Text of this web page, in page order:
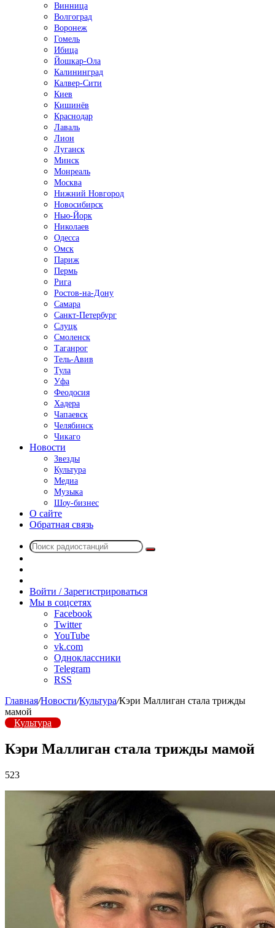
Винница
Волгоград
Воронеж
Гомель
Ибица
Йошкар-Ола
Калининград
Калвер-Сити
Киев
Кишинёв
Краснодар
Лаваль
Лион
Луганск
Минск
Монреаль
Москва
Нижний Новгород
Новосибирск
Нью-Йорк
Николаев
Одесса
Омск
Париж
Пермь
Рига
Ростов-на-Дону
Самара
Санкт-Петербург
Слуцк
Смоленск
Таганрог
Тель-Авив
Тула
Уфа
Феодосия
Хадера
Чапаевск
Челябинск
Чикаго
Новости
Звезды
Культура
Медиа
Музыка
Шоу-бизнес
О сайте
Обратная связь
Поиск
радио
Войти / Зарегистрироваться
Мы в соцсетях
Facebook
Twitter
YouTube
vk.com
Одноклассники
Telegram
RSS
Главная/Новости/Культура/Кэри Маллиган стала трижды
мамой
Культура
Кэри Маллиган стала трижды мамой
523